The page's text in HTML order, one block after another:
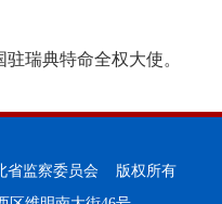
瑞典特命全权大使。
省监察委员会 版权所有